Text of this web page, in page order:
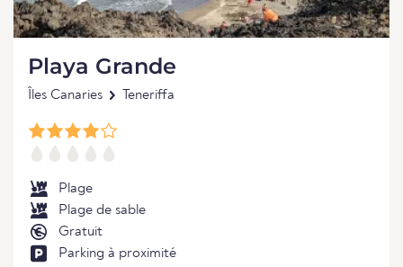
Playa Grande
Îles Canaries Teneriffa
Plage
Plage de sable
Gratuit
Parking à proximité